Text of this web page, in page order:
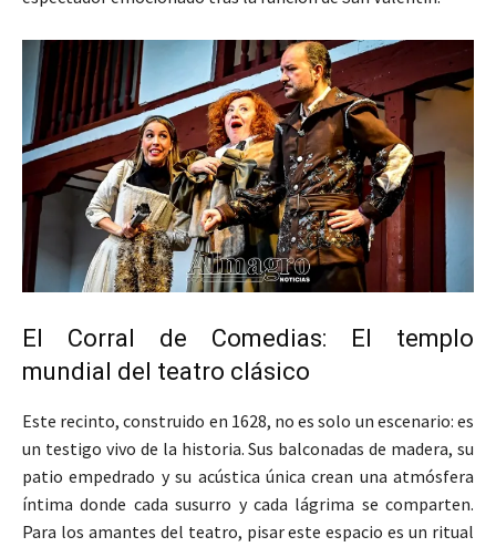
El Corral de Comedias: El templo
mundial del teatro clásico
Este recinto, construido en 1628, no es solo un escenario: es
un testigo vivo de la historia. Sus balconadas de madera, su
patio empedrado y su acústica única crean una atmósfera
íntima donde cada susurro y cada lágrima se comparten.
Para los amantes del teatro, pisar este espacio es un ritual